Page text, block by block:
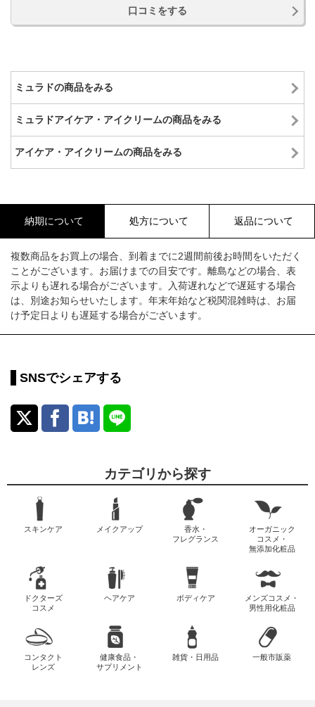
口コミをする
ミュラドの商品をみる
ミュラドアイケア・アイクリームの商品をみる
アイケア・アイクリームの商品をみる
納期について 処方について 返品について
複数商品をお買上の場合、到着までに2週間前後お時間をいただく
ことがございます。お届けまでの目安です。離島などの場合、表
示よりも遅れる場合がございます。入荷遅れなどで遅延する場合
は、別途お知らせいたします。年末年始など税関混雑時は、お届
け予定日よりも遅延する場合がございます。
SNSでシェアする
カテゴリから探す
スキンケア メイクアップ
香水・
フレグランス
オーガニック
コスメ・
無添加化粧品
ドクターズ
コスメ
ヘアケア ボディケア
メンズコスメ・
男性用化粧品
コンタクト
レンズ
健康食品・
サプリメント
雑貨・日用品 一般市販薬